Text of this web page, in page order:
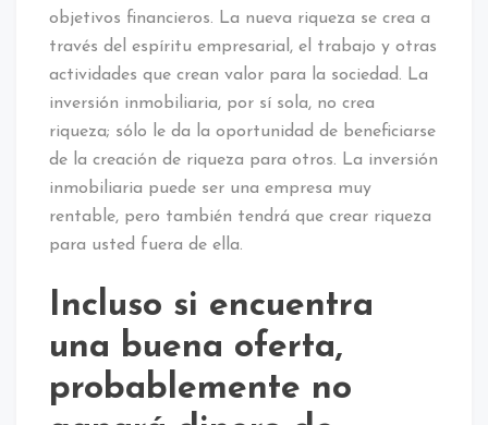
objetivos financieros. La nueva riqueza se crea a
través del espíritu empresarial, el trabajo y otras
actividades que crean valor para la sociedad. La
inversión inmobiliaria, por sí sola, no crea
riqueza; sólo le da la oportunidad de beneficiarse
de la creación de riqueza para otros. La inversión
inmobiliaria puede ser una empresa muy
rentable, pero también tendrá que crear riqueza
para usted fuera de ella.
Incluso si encuentra
una buena oferta,
probablemente no